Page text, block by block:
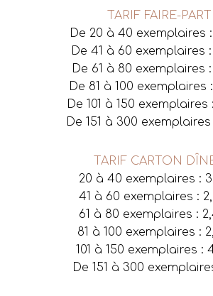
TARIF FAIRE-PART
De 20 à 40 exemplaires
De 41 à 60 exemplaires
De 61 à 80 exemplaires
De 81 à 100 exemplaires
De 101 à 150
De 151 à 300
TARIF CARTON
20 à 40 exemplaires :
41 à 60 exemplaires :
61 à 80 exemplaires :
81 à 100 exemplaires :
101 à 150 exemplaires :
De 151 à 300